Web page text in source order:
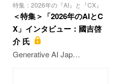
特集：2026年の『AI』と『CX』
＜特集＞「2026年のAIとC
X」インタビュー：國吉啓
介 氏
Generative AI Jap…